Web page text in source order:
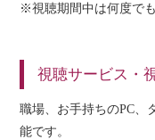
※視聴期間中は何度で
視聴サービス・
職場、お手持ちのPC、
能です。